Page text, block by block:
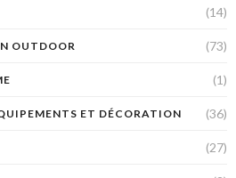
(14)
OUTDOOR (73)
(1)
ET DÉCORATION (36)
(27)